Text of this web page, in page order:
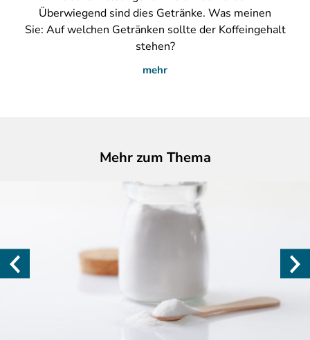
Überwiegend sind dies Getränke. Was meinen
Sie: Auf welchen Getränken sollte der Koffeingehalt
stehen?
mehr
Mehr zum Thema